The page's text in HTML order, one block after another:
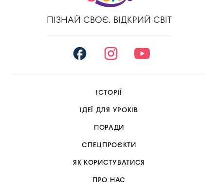
ПІЗНАЙ СВОЄ. ВІДКРИЙ СВІТ
ІСТОРІЇ
ІДЕЇ ДЛЯ УРОКІВ
ПОРАДИ
СПЕЦПРОЄКТИ
ЯК КОРИСТУВАТИСЯ
ПРО НАС